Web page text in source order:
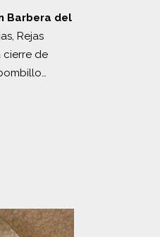
Barbera del
Rejas
cierre de